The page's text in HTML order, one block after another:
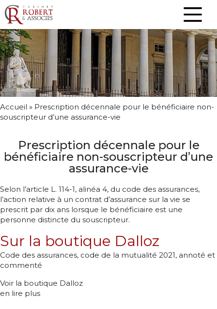
Accueil » Prescription décennale pour le bénéficiaire non-
souscripteur d’une assurance-vie
Prescription décennale pour le
bénéficiaire non-souscripteur d’une
assurance-vie
Selon l’article L. 114-1, alinéa 4, du code des assurances,
l’action relative à un contrat d’assurance sur la vie se
prescrit par dix ans lorsque le bénéficiaire est une
personne distincte du souscripteur.
Sur la boutique Dalloz
Code des assurances, code de la mutualité 2021, annoté et
commenté
Voir la boutique Dalloz
en lire plus